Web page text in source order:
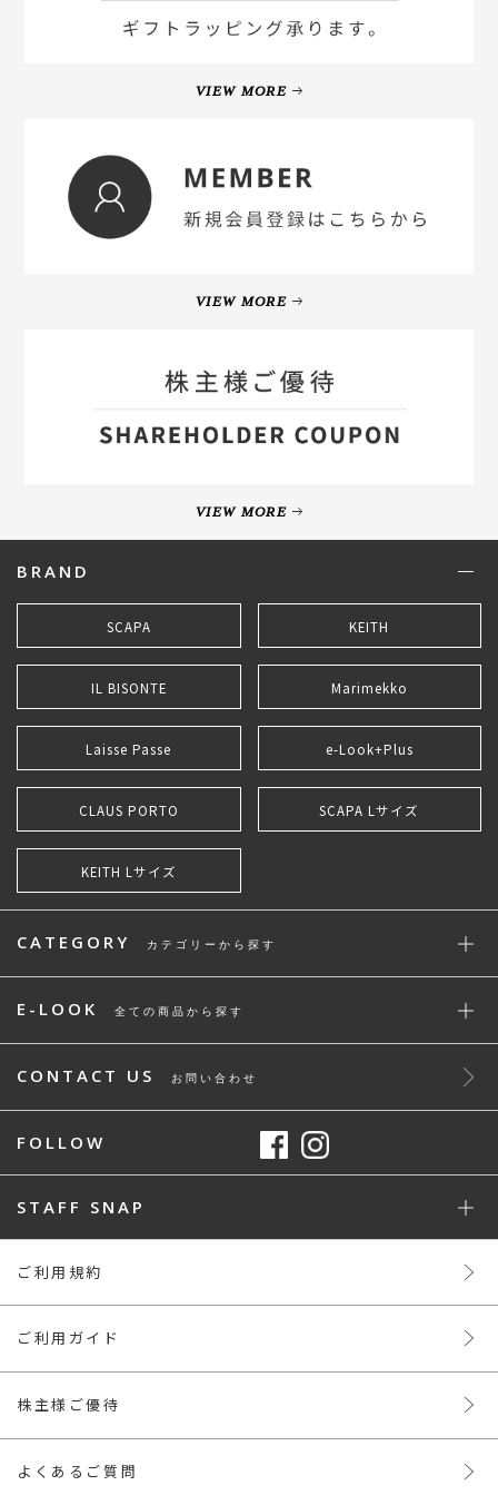
VIEW MORE
VIEW MORE
VIEW MORE
BRAND
SCAPA KEITH
IL BISONTE Marimekko
Laisse Passe e-Look+Plus
CLAUS PORTO SCAPA Lサイズ
KEITH Lサイズ
CATEGORY カテゴリーから探す
E-LOOK 全ての商品から探す
CONTACT US お問い合わせ
FOLLOW
STAFF SNAP
ご利用規約
ご利用ガイド
株主様ご優待
よくあるご質問